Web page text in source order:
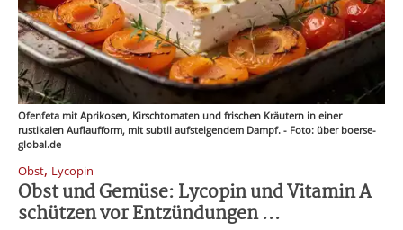
Ofenfeta mit Aprikosen, Kirschtomaten und frischen Kräutern in einer
rustikalen Auflaufform, mit subtil aufsteigendem Dampf. - Foto: über boerse-
global.de
Obst, Lycopin
Obst und Gemüse: Lycopin und Vitamin A
schützen vor Entzündungen ...